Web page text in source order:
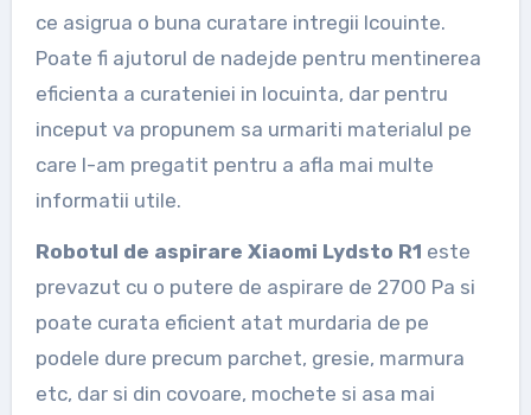
ce asigrua o buna curatare intregii lcouinte.
Poate fi ajutorul de nadejde pentru mentinerea
eficienta a curateniei in locuinta, dar pentru
inceput va propunem sa urmariti materialul pe
care l-am pregatit pentru a afla mai multe
informatii utile.
Robotul de aspirare Xiaomi Lydsto R1 este
prevazut cu o putere de aspirare de 2700 Pa si
poate curata eficient atat murdaria de pe
podele dure precum parchet, gresie, marmura
etc, dar si din covoare, mochete si asa mai